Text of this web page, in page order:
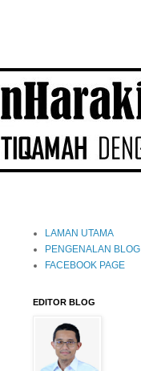
LAMAN UTAMA
PENGENALAN BLOG
FACEBOOK PAGE
EDITOR BLOG